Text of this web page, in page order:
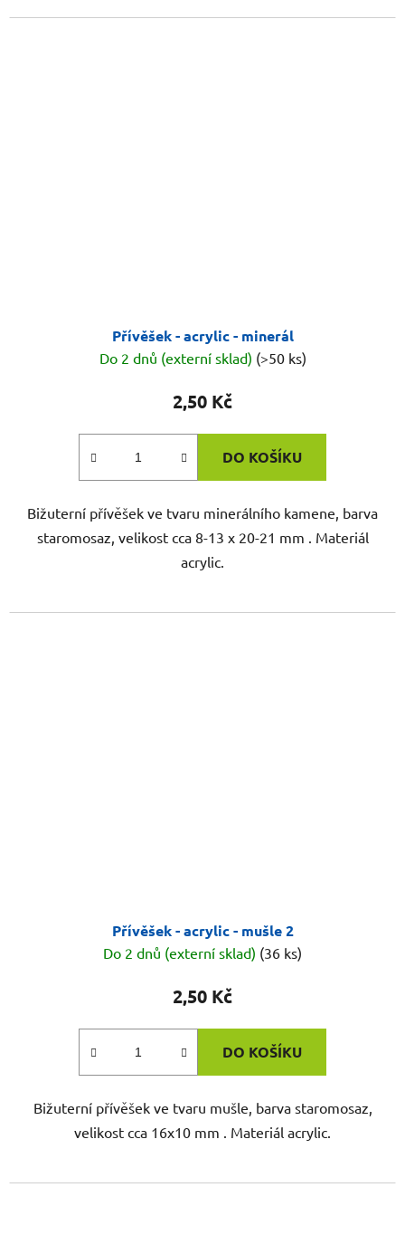
Přívěšek - acrylic - minerál
Do 2 dnů (externí sklad) (>50 ks)
2,50 Kč
DO KOŠÍKU
Bižuterní přívěšek ve tvaru minerálního kamene, barva
staromosaz, velikost cca 8-13 x 20-21 mm . Materiál
acrylic.
Přívěšek - acrylic - mušle 2
Do 2 dnů (externí sklad) (36 ks)
2,50 Kč
DO KOŠÍKU
Bižuterní přívěšek ve tvaru mušle, barva staromosaz,
velikost cca 16x10 mm . Materiál acrylic.